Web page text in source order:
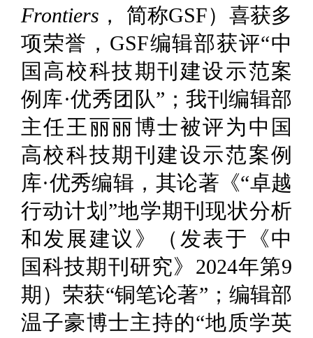
Frontiers ， 简称GSF）喜获多
项荣誉， GSF编辑部获评“中
国高校科技期刊建设示范案
例库·优秀团队” ；我刊编辑部
主任王丽丽博士被评为中国
高校科技期刊建设示范案例
库·优秀编辑 ，其论著《“卓越
行动计划”地学期刊现状分析
和发展建议》（发表于《中
国科技期刊研究》2024年第9
期）荣获“铜笔论著” ；编辑部
温子豪博士主持的“地质学英